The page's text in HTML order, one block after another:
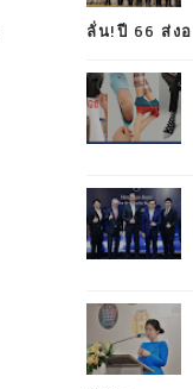
ลั่น!ปี 66 ส่ง